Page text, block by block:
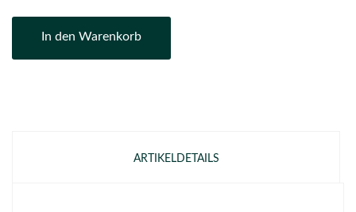
In den Warenkorb
ARTIKELDETAILS